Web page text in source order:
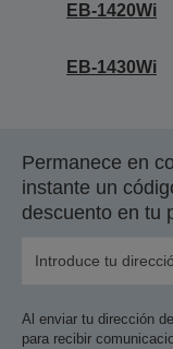
EB-1420Wi
EB-1430Wi
Permanece en
instante un
descuento en tu
Al enviar tu dirección
para recibir